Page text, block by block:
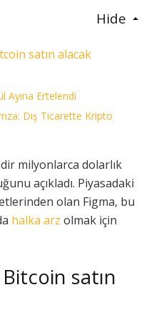
Hide
satın alacak
Ayına Ertelendi
Dış Ticarette Kripto
milyonlarca dolarlık
açıkladı. Piyasadaki
olan Figma, bu
halka arz olmak için
satın